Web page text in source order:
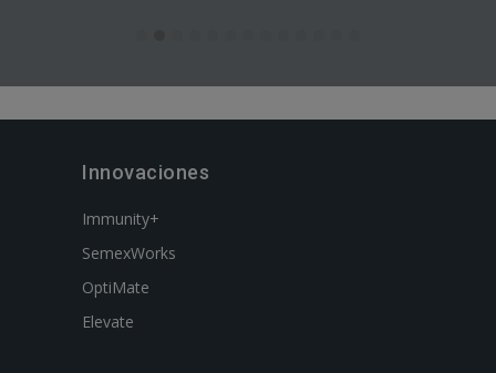
Innovaciones
Immunity+
SemexWorks
OptiMate
Elevate